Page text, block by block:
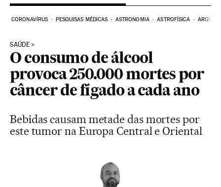
CORONAVÍRUS PESQUISAS MÉDICAS ASTRONOMIA ASTROFÍSICA
SAÚDE
O consumo de álcool
provoca 250.000 mortes por
câncer de fígado a cada ano
Bebidas causam metade das mortes por
este tumor na Europa Central e Oriental